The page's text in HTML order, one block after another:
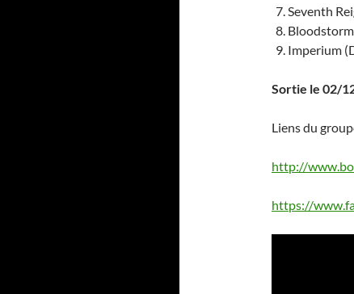
Seventh
Bloodstorm
Imperium
Sortie le 02/
Liens du
http://
https://